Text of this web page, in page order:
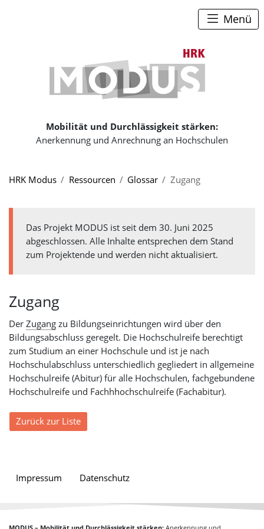
Mobilität und Durchlässigkeit stärken:
Anerkennung und Anrechnung an Hochschulen
Menü
HRK Modus
Ressourcen Glossar Zugang
Das Projekt MODUS ist seit dem 30. Juni 2025
abgeschlossen. Alle Inhalte entsprechen dem Stand
zum Projektende und werden nicht aktualisiert.
Zugang
Der Zugang zu Bildungseinrichtungen wird über den
Bildungsabschluss geregelt. Die Hochschulreife berechtigt
zum Studium an einer Hochschule und ist je nach
Hochschulabschluss unterschiedlich gegliedert in allgemeine
Hochschulreife (Abitur) für alle Hochschulen, fachgebundene
Hochschulreife und Fachhhochschulreife (Fachabitur).
Zurück zur Liste
Impressum Datenschutz